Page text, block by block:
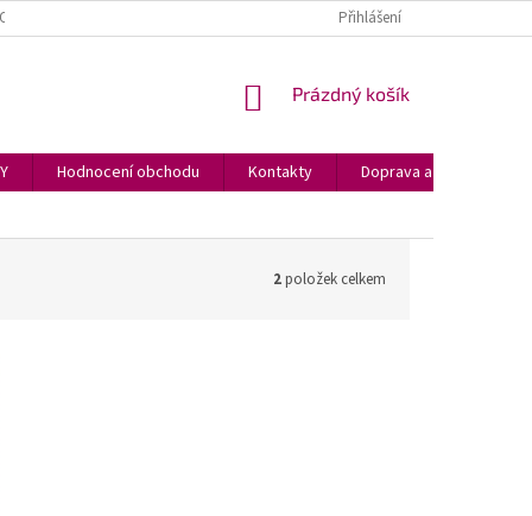
OBCHODU GLACI AID HASICÍ SPREJ
Přihlášení
NÁKUPNÍ
Prázdný košík
Hodnocení obchodu Kontakty Doprava a podmínky
2položek celkem